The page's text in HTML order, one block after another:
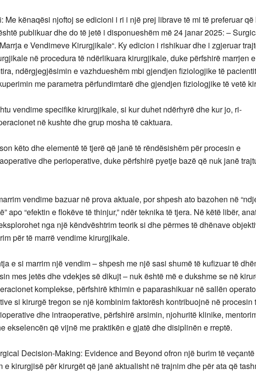
Me kënaqësi njoftoj se edicioni i ri i një prej librave të mi të preferuar që
publikuar dhe do të jetë i disponueshëm më 24 janar 2025: –
e Vendimeve Kirurgjikale“. Ky edicion i rishikuar dhe i zgjeruar
në procedura të ndërlikuara kirurgjikale, duke përfshirë marrjen e
ndërgjegjësimin e vazhdueshëm mbi gjendjen fiziologjike të
me parametra përfundimtarë dhe gjendjen fiziologjike të vetë
vendime specifike kirurgjikale, si kur duhet ndërhyrë dhe kur jo, ri-
në kushte dhe grup mosha të caktuara.
këto dhe elementë të tjerë që janë të rëndësishëm për procesin e
dhe perioperative, duke përfshirë pyetje bazë që nuk janë
vendime bazuar në prova aktuale, por shpesh ato bazohen në
apo “efektin e flokëve të thinjur,” ndër teknika të tjera. Në këtë libër,
nga një këndvështrim teorik si dhe përmes të dhënave
për të marrë vendime kirurgjikale.
e si marrim një vendim – shpesh me një sasi shumë të kufizuar të
mes jetës dhe vdekjes së dikujt – nuk është më e dukshme se në
komplekse, përfshirë kthimin e paparashikuar në sallën
si kirurgë tregon se një kombinim faktorësh kontribuojnë në procesin
dhe intraoperative, përfshirë arsimin, njohuritë klinike,
ekselencën që vijnë me praktikën e gjatë dhe disiplinën e rreptë.
Decision-Making: Evidence and Beyond ofron një burim të
e kirurgjisë për kirurgët që janë aktualisht në trajnim dhe për ata që